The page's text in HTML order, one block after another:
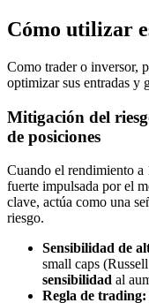
Cómo utilizar
Como trader o inversor,
optimizar sus entradas y
Mitigación del
de posiciones
Cuando el rendimiento a
fuerte impulsada por el
clave, actúa como una
riesgo.
Sensibilidad de
small caps
sensibilidad al
Regla de trading: